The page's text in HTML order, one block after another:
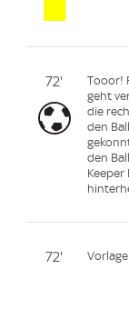
72'
Tooor!
geht
die
den
den
Keeper
72'